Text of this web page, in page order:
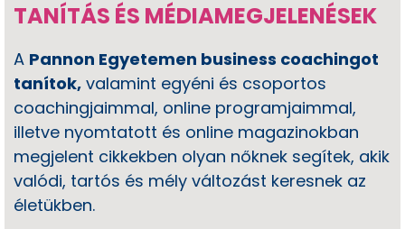
TANÍTÁS ÉS MÉDIAMEGJELENÉSEK
A Pannon Egyetemen business coachingot
tanítok, valamint egyéni és csoportos
coachingjaimmal, online programjaimmal,
illetve nyomtatott és online magazinokban
megjelent cikkekben olyan nőknek segítek, akik
valódi, tartós és mély változást keresnek az
életükben.